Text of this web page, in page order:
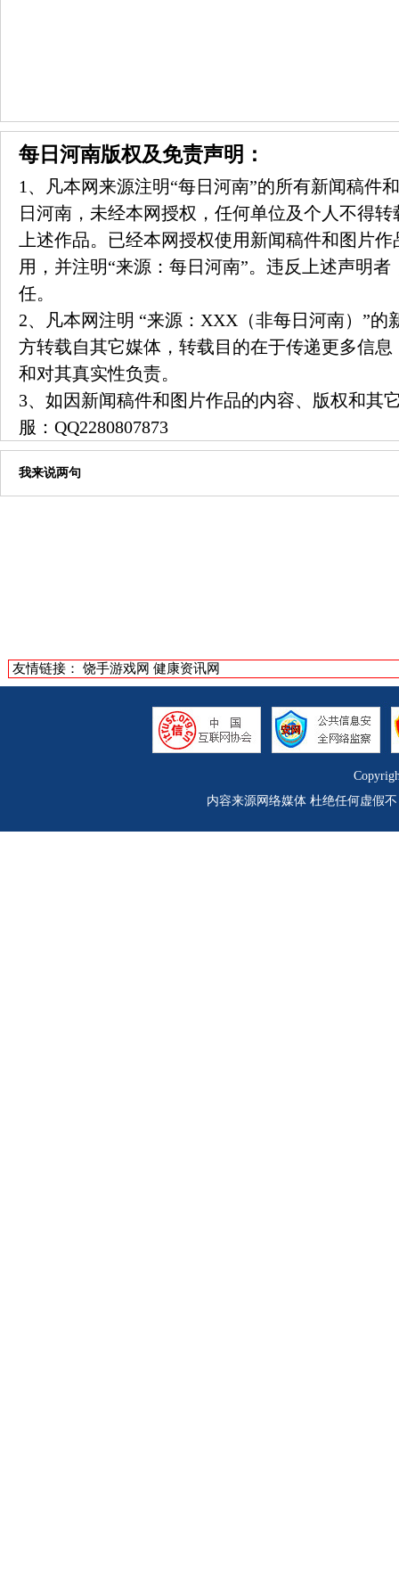
每日河南版权及免责声明：
1、凡本网来源注明“每日河南”的所有新闻稿件
日河南，未经本网授权，任何单位及个人不得
上述作品。已经本网授权使用新闻稿件和图片
用，并注明“来源：每日河南”。违反上述声明
任。
2、凡本网注明 “来源：XXX（非每日河南）”的
方转载自其它媒体，转载目的在于传递更多信
和对其真实性负责。
3、如因新闻稿件和图片作品的内容、版权和其
服： QQ2280807873
我来说两句
友情链接： 饶手游戏网 健康资讯网
内容来源网络媒体 杜绝任何虚假